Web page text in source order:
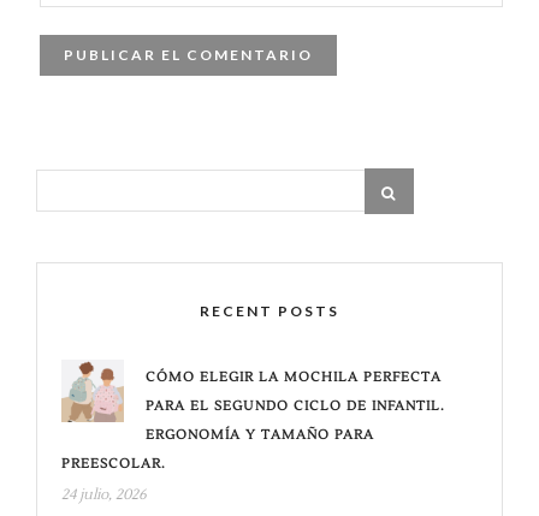
RECENT POSTS
CÓMO ELEGIR LA MOCHILA PERFECTA
PARA EL SEGUNDO CICLO DE INFANTIL.
ERGONOMÍA Y TAMAÑO PARA
PREESCOLAR.
24 julio, 2026